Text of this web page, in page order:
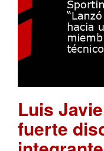
Luis
fuerte